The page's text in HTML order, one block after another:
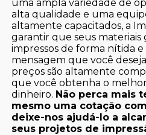
uma ampla variedade de
alta qualidade e uma
altamente capacitados, a
garantir que seus materiais
impressos de forma nítida
mensagem que você
preços são altamente
que você obtenha o
dinheiro. Não perca mais
mesmo uma cotação
deixe-nos ajudá-lo a
seus projetos de